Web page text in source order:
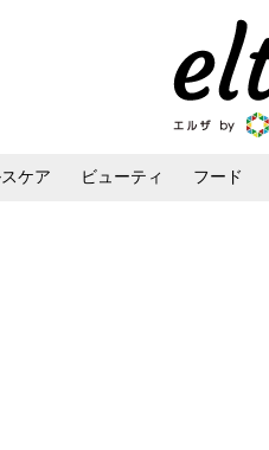
ケア ビューティ フード